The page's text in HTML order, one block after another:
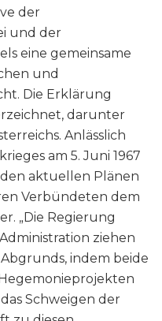
der
und der
eine gemeinsame
und
Die Erklärung
darunter
Anlässlich
am 5. Juni 1967
aktuellen Plänen
Verbündeten dem
„Die Regierung
ziehen
indem beide
Schweigen der